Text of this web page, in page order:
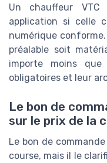
Un chauffeur VTC
application si celle
numérique
préalable soit
importe moins
obligatoires et leur
Le bon de
sur le prix de la
Le bon de
course, mais il le